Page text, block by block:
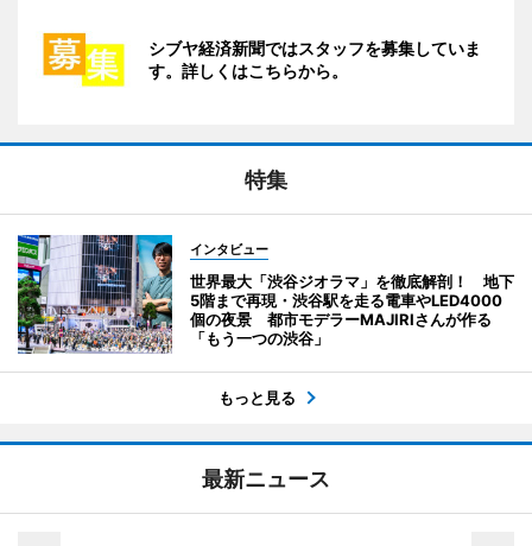
シブヤ経済新聞ではスタッフを募集していま
す。詳しくはこちらから。
特集
インタビュー
世界最大「渋谷ジオラマ」を徹底解剖！ 地下
5階まで再現・渋谷駅を走る電車やLED4000
個の夜景 都市モデラーMAJIRIさんが作る
「もう一つの渋谷」
もっと見る
最新ニュース